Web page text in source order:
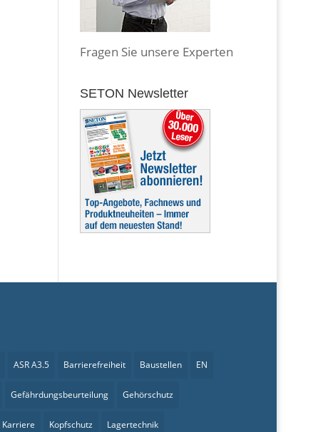
Fragen Sie unsere Experten
SETON Newsletter
ASR A3.5 Barrierefreiheit Baustellen EN
Gefährdungsbeurteilung Gehörschutz
Karriere Kopfschutz Lagertechnik